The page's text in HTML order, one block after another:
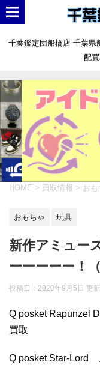
千葉鑑定団船橋店 千葉
配
HOME > 買取情報 > おも
おもちゃ 玩具
新作アミュー
ーーーーー！
投稿日：2020年9月5日 更新
Q posket Rapunzel
買取
Q posket Star-Lord